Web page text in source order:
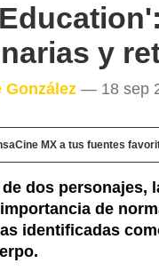
y
González — 18 sep
MX a tus fuentes
dos personajes,
de
identificadas